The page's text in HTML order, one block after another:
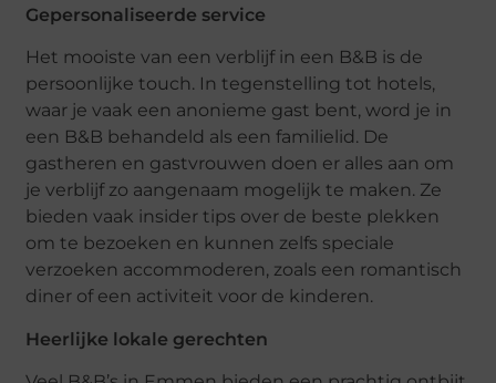
Gepersonaliseerde service
Het mooiste van een verblijf in een B&B is de
persoonlijke touch. In tegenstelling tot hotels,
waar je vaak een anonieme gast bent, word je in
een B&B behandeld als een familielid. De
gastheren en gastvrouwen doen er alles aan om
je verblijf zo aangenaam mogelijk te maken. Ze
bieden vaak insider tips over de beste plekken
om te bezoeken en kunnen zelfs speciale
verzoeken accommoderen, zoals een romantisch
diner of een activiteit voor de kinderen.
Heerlijke lokale gerechten